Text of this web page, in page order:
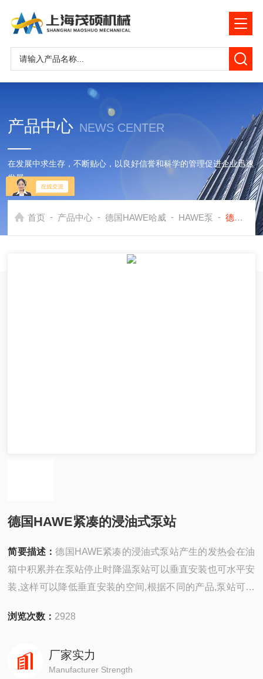
产品中心 NEWS CENTER
在发展中求生存，不断贴心，以良好信誉和科学的管理促进企业迅速
发展
首页 - 产品中心 - 德国HAWE哈威 - HAWE泵 - 德国HAWE紧凑的浸油式泵站
德国HAWE紧凑的浸油式泵站
简要描述：德国HAWE紧凑的浸油式泵站产生的发热会在油
箱中积累并在泵站停止时降温泵站可以垂直安装也可水平安
装,这样可以降低垂直安装的空间,根据不同的产品,泵站可以
阀,截止换向阀和滑阀
浏览次数： 2928
厂家实力
Manufacturer Strength